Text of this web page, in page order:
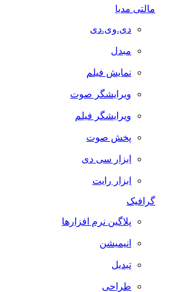
مالتی مدیا
دی.وی.دی
مبدل
نمایش فیلم
ویرایشگر صوت
ویرایشگر فیلم
پخش صوت
ابزار سی دی
ابزار رایت
گرافیک
پلاگین نرم افزارها
انیمیشن
تبدیل
طراحی